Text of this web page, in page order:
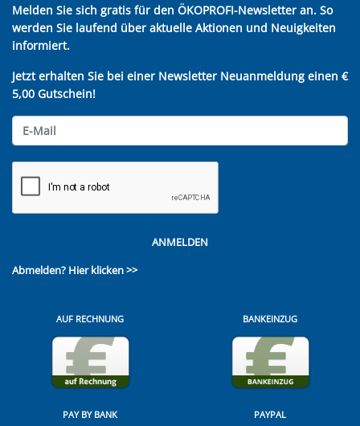
Melden Sie sich gratis für den ÖKOPROFI-Newsletter an. So
werden Sie laufend über aktuelle Aktionen und Neuigkeiten
informiert.
Jetzt erhalten Sie bei einer Newsletter Neuanmeldung einen €
5,00 Gutschein!
ANMELDEN
Abmelden? Hier klicken >>
AUF RECHNUNG BANKEINZUG
PAY BY BANK PAYPAL